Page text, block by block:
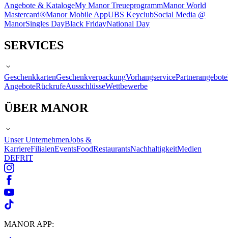
Angebote & KatalogeMy Manor TreueprogrammManor World
Mastercard®Manor Mobile AppUBS KeyclubSocial Media @
ManorSingles DayBlack FridayNational Day
SERVICES
GeschenkkartenGeschenkverpackungVorhangservicePartnerangebote
AngeboteRückrufeAusschlüsseWettbewerbe
ÜBER MANOR
Unser UnternehmenJobs &
KarriereFilialenEventsFoodRestaurantsNachhaltigkeitMedien
DEFRIT
MANOR APP: